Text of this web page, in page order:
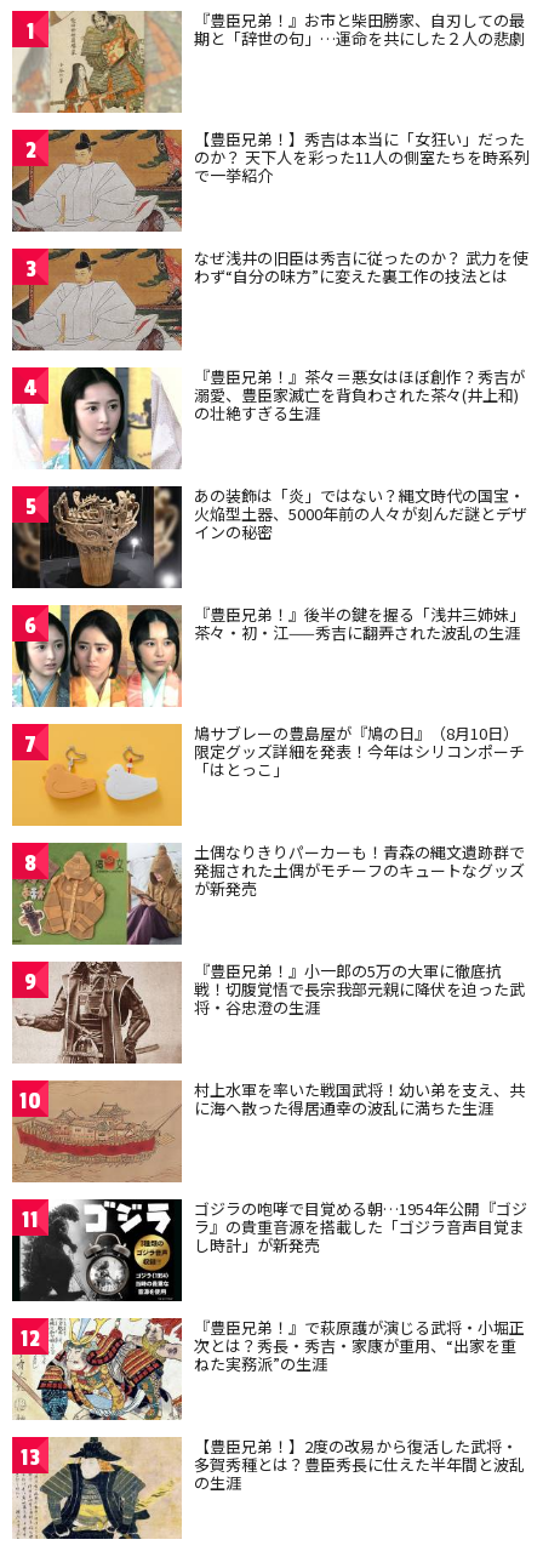
1 『豊臣兄弟！』お市と柴田勝家、自刃しての最
期と「辞世の句」…運命を共にした２人の悲劇
2 【豊臣兄弟！】秀吉は本当に「女狂い」だった
のか？ 天下人を彩った11人の側室たちを時系列
で一挙紹介
3 なぜ浅井の旧臣は秀吉に従ったのか？ 武力を使
わず“自分の味方”に変えた裏工作の技法とは
4 『豊臣兄弟！』茶々＝悪女はほぼ創作？秀吉が
溺愛、豊臣家滅亡を背負わされた茶々(井上和)
の壮絶すぎる生涯
5 あの装飾は「炎」ではない？縄文時代の国宝・
火焔型土器、5000年前の人々が刻んだ謎とデザ
インの秘密
6 『豊臣兄弟！』後半の鍵を握る「浅井三姉妹」
茶々・初・江——秀吉に翻弄された波乱の生涯
7 鳩サブレーの豊島屋が『鳩の日』（8月10日）
限定グッズ詳細を発表！今年はシリコンポーチ
「はとっこ」
8 土偶なりきりパーカーも！青森の縄文遺跡群で
発掘された土偶がモチーフのキュートなグッズ
が新発売
9 『豊臣兄弟！』小一郎の5万の大軍に徹底抗
戦！切腹覚悟で長宗我部元親に降伏を迫った武
将・谷忠澄の生涯
10 村上水軍を率いた戦国武将！幼い弟を支え、共
に海へ散った得居通幸の波乱に満ちた生涯
11 ゴジラの咆哮で目覚める朝…1954年公開『ゴジ
ラ』の貴重音源を搭載した「ゴジラ音声目覚ま
し時計」が新発売
12 『豊臣兄弟！』で萩原護が演じる武将・小堀正
次とは？秀長・秀吉・家康が重用、“出家を重
ねた実務派”の生涯
13 【豊臣兄弟！】2度の改易から復活した武将・
多賀秀種とは？豊臣秀長に仕えた半年間と波乱
の生涯